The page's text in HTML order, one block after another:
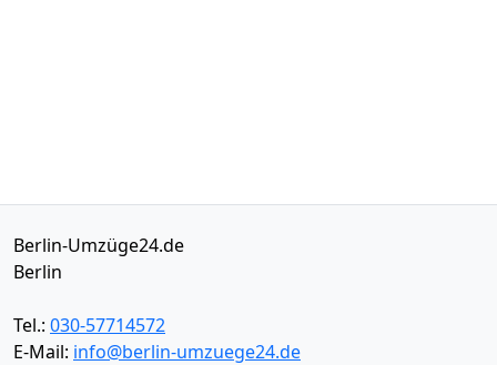
Berlin-Umzüge24.de
Berlin
Tel.: 030-57714572
E-Mail: info@berlin-umzuege24.de